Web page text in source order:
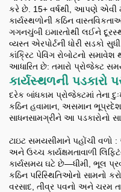
કરે છે. 15+ વર્ષથી, આપણે એવી
કાર્યસ્થળોની કઠિન
ગગનચુંબી ઇમારતોથી લઈને દૂરસ્થ
વ્યસ્ત એરપોર્ટની ધોરી સડકો
કાંક્રિટ પેવિંગ રોબોટનો
આધારિત છે: તમારો પ્રોજેક્ટ
કાર્યસ્થળની પડકારો
દરેક બાંધકામ પ્રોજેક્ટમાં તેના
કઠિન હવામાન, અસમાન
સાધનસામગ્રીને આ પડકારોનો
ટાઇટ સમયસીમાને પહોંચી વળો :
અને ઉચ્ચ કાર્યક્ષમતાવાળી
કાર્યસમય ઘટે છે—ધીમી, ભૂલ
કઠિન પરિસ્થિતિઓનો સામનો કરો
વરસાદ, તીવ્ર પવનો અને ચરમ